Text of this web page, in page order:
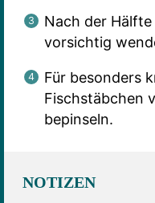
Nach der
vorsichtig
Für besonders
Fischstäbchen
bepinseln.
NOTIZEN